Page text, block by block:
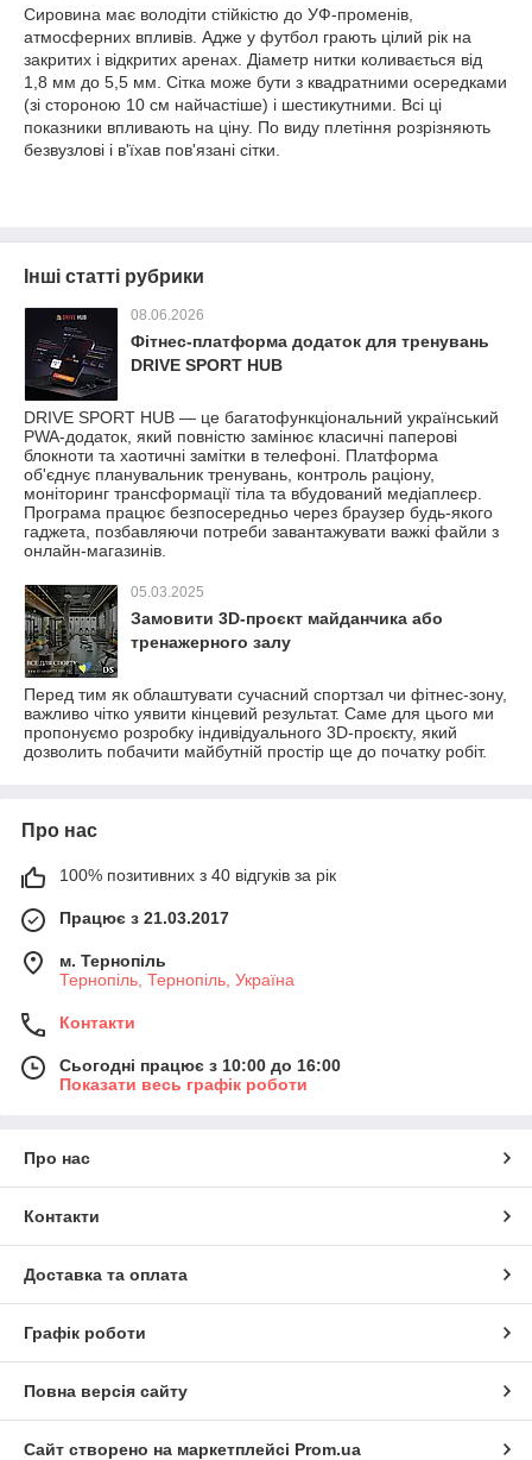
Сировина має володіти стійкістю до УФ-променів,
атмосферних впливів. Адже у футбол грають цілий рік на
закритих і відкритих аренах. Діаметр нитки коливається від
1,8 мм до 5,5 мм. Сітка може бути з квадратними осередками
(зі стороною 10 см найчастіше) і шестикутними. Всі ці
показники впливають на ціну. По виду плетіння розрізняють
безвузлові і в'їхав пов'язані сітки.
Інші статті рубрики
08.06.2026
Фітнес-платформа додаток для тренувань
DRIVE SPORT HUB
DRIVE SPORT HUB — це багатофункціональний український
PWA-додаток, який повністю замінює класичні паперові
блокноти та хаотичні замітки в телефоні. Платформа
об'єднує планувальник тренувань, контроль раціону,
моніторинг трансформації тіла та вбудований медіаплеєр.
Програма працює безпосередньо через браузер будь-якого
гаджета, позбавляючи потреби завантажувати важкі файли з
онлайн-магазинів.
05.03.2025
Замовити 3D-проєкт майданчика або
тренажерного залу
Перед тим як облаштувати сучасний спортзал чи фітнес-зону,
важливо чітко уявити кінцевий результат. Саме для цього ми
пропонуємо розробку індивідуального 3D-проєкту, який
дозволить побачити майбутній простір ще до початку робіт.
Про нас
100% позитивних з 40 відгуків за рік
Працює з 21.03.2017
м. Тернопіль
Тернопіль, Тернопіль, Україна
Контакти
Сьогодні працює з 10:00 до 16:00
Показати весь графік роботи
Про нас
Контакти
Доставка та оплата
Графік роботи
Повна версія сайту
Сайт створено на маркетплейсі Prom.ua